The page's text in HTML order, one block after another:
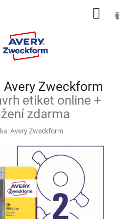
Avery Zweckform
etiket online +
zdarma
Avery Zweckform